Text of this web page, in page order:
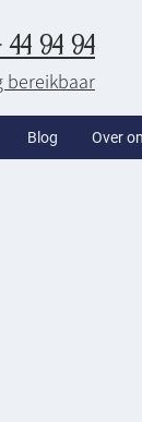
44 94 94
bereikbaar
Blog Over